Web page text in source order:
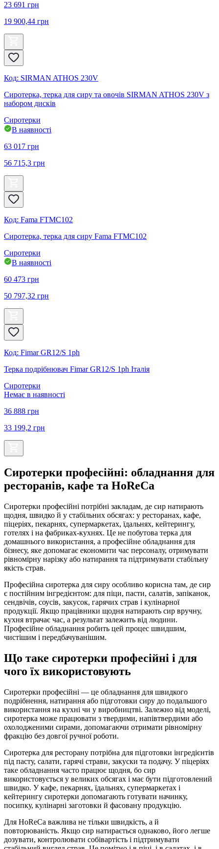
23 691 грн
19 900,44 грн
Код: SIRMAN ATHOS 230V
Сиротерка, терка для сиру та овочів SIRMAN ATHOS 230V з
набором дисків
Сиротерки
В наявності
63 017 грн
56 715,3 грн
Код: Fama FTMC102
Сиротерка, терка для сиру Fama FTMC102
Сиротерки
В наявності
60 473 грн
50 797,32 грн
Код: Fimar GR12/S 1ph
Терка подрібнювач Fimar GR12/S 1ph Італія
Сиротерки
Немає в наявності
36 888 грн
33 199,2 грн
Сиротерки професійні: обладнання для
ресторанів, кафе та HoReCa
Сиротерки професійні потрібні закладам, де сир натирають
щодня, швидко й у стабільних обсягах: у ресторанах, кафе,
піцеріях, пекарнях, супермаркетах, їдальнях, кейтерингу,
готелях і на фабриках-кухнях. Це не побутова терка для
домашнього використання, а професійне обладнання для
бізнесу, яке допомагає економити час персоналу, отримувати
рівномірну нарізку або натирання та підтримувати стабільну
якість страв.
Професійна сиротерка для сиру особливо корисна там, де сир
є постійним інгредієнтом: для піци, пасти, салатів, запіканок,
сендвічів, соусів, закусок, гарячих страв і кулінарної
продукції. Якщо працівники щодня натирають сир вручну,
кухня втрачає час, а результат залежить від людини.
Професійне обладнання робить цей процес швидшим,
чистішим і передбачуванішим.
Що таке сиротерки професійні і для
чого їх використовують
Сиротерки професійні — це обладнання для швидкого
подрібнення, натирання або підготовки сиру до подальшого
використання на кухні чи у виробництві. Залежно від моделі,
сиротерка може працювати з твердими, напівтвердими або
охолодженими сирами, допомагаючи отримати рівномірну
фракцію без довгої ручної роботи.
Сиротерка для ресторану потрібна для підготовки інгредієнтів
під пасту, салати, гарячі страви, закуски та подачу. У піцеріях
таке обладнання часто працює щодня, бо сир
використовується у великих обсягах і має бути підготовлений
швидко. У кафе, пекарнях, їдальнях, супермаркетах і
кейтерингу сиротерки допомагають готувати начинку,
посипку, кулінарні заготовки й фасовану продукцію.
Для HoReCa важлива не тільки швидкість, а й
повторюваність. Якщо сир натирається однаково, його легше
дозувати, контролювати собівартість і підтримувати